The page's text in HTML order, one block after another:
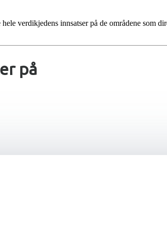
verdikjedens innsatser på de områdene som
på